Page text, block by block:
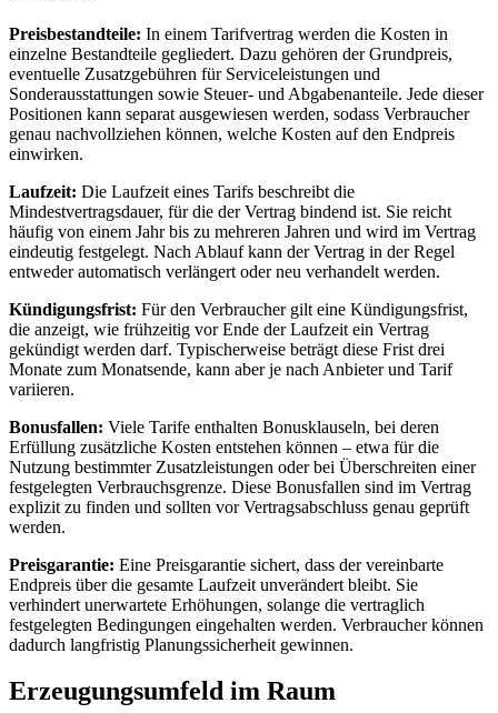
Preisbestandteile: In einem Tarifvertrag werden die Kosten in
einzelne Bestandteile gegliedert. Dazu gehören der Grundpreis,
eventuelle Zusatzgebühren für Serviceleistungen und
Sonderausstattungen sowie Steuer- und Abgabenanteile. Jede dieser
Positionen kann separat ausgewiesen werden, sodass Verbraucher
genau nachvollziehen können, welche Kosten auf den Endpreis
einwirken.
Laufzeit: Die Laufzeit eines Tarifs beschreibt die
Mindestvertragsdauer, für die der Vertrag bindend ist. Sie reicht
häufig von einem Jahr bis zu mehreren Jahren und wird im Vertrag
eindeutig festgelegt. Nach Ablauf kann der Vertrag in der Regel
entweder automatisch verlängert oder neu verhandelt werden.
Kündigungsfrist: Für den Verbraucher gilt eine Kündigungsfrist,
die anzeigt, wie frühzeitig vor Ende der Laufzeit ein Vertrag
gekündigt werden darf. Typischerweise beträgt diese Frist drei
Monate zum Monatsende, kann aber je nach Anbieter und Tarif
variieren.
Bonusfallen: Viele Tarife enthalten Bonusklauseln, bei deren
Erfüllung zusätzliche Kosten entstehen können – etwa für die
Nutzung bestimmter Zusatzleistungen oder bei Überschreiten einer
festgelegten Verbrauchsgrenze. Diese Bonusfallen sind im Vertrag
explizit zu finden und sollten vor Vertragsabschluss genau geprüft
werden.
Preisgarantie: Eine Preisgarantie sichert, dass der vereinbarte
Endpreis über die gesamte Laufzeit unverändert bleibt. Sie
verhindert unerwartete Erhöhungen, solange die vertraglich
festgelegten Bedingungen eingehalten werden. Verbraucher können
dadurch langfristig Planungssicherheit gewinnen.
Erzeugungsumfeld im Raum